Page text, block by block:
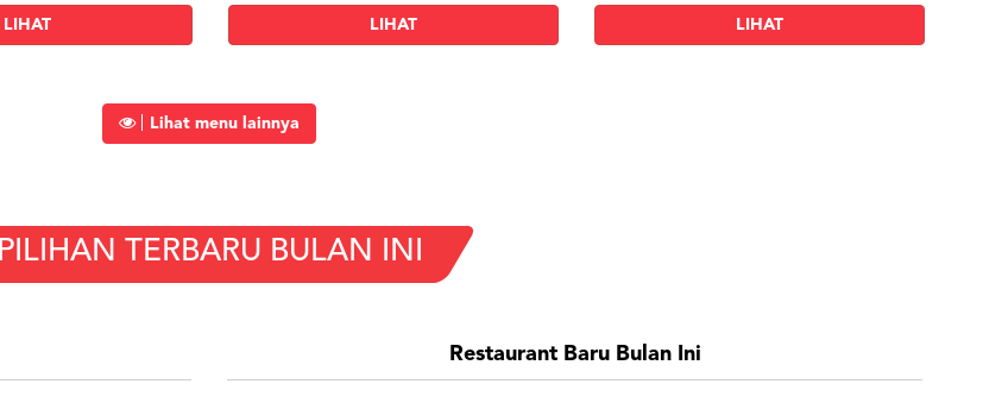
LIHAT LIHAT LIHAT
Lihat menu lainnya
PILIHAN TERBARU BULAN INI
Restaurant Baru Bulan Ini